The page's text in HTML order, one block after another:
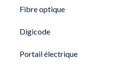
Fibre optique
Digicode
Portail électrique